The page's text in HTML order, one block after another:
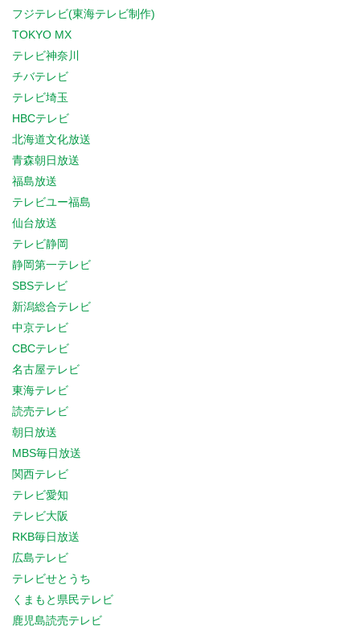
フジテレビ(東海テレビ制作)
TOKYO MX
テレビ神奈川
チバテレビ
テレビ埼玉
HBCテレビ
北海道文化放送
青森朝日放送
福島放送
テレビユー福島
仙台放送
テレビ静岡
静岡第一テレビ
SBSテレビ
新潟総合テレビ
中京テレビ
CBCテレビ
名古屋テレビ
東海テレビ
読売テレビ
朝日放送
MBS毎日放送
関西テレビ
テレビ愛知
テレビ大阪
RKB毎日放送
広島テレビ
テレビせとうち
くまもと県民テレビ
鹿児島読売テレビ